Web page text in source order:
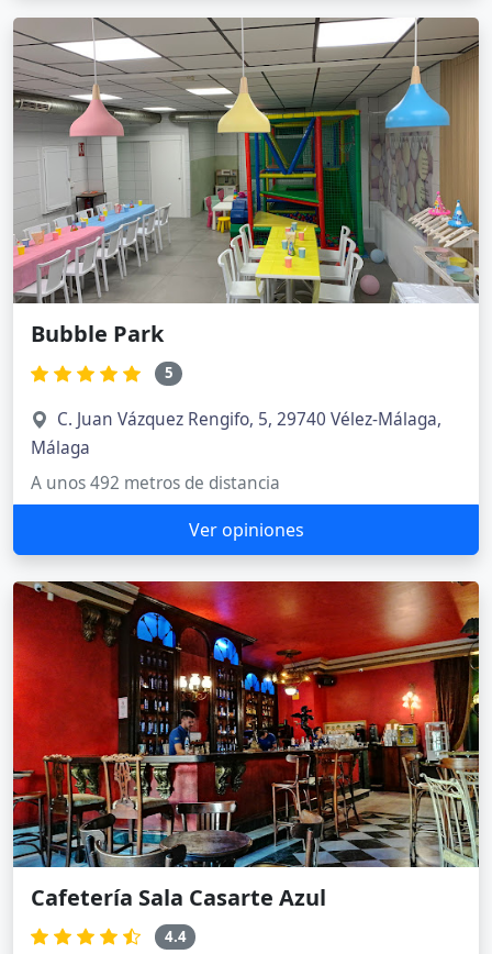
Bubble Park
5
C. Juan Vázquez Rengifo, 5, 29740 Vélez-Málaga,
Málaga
A unos 492 metros de distancia
Ver opiniones
Cafetería Sala Casarte Azul
4.4